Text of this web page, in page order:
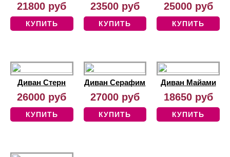
21800 руб
КУПИТЬ
23500 руб
КУПИТЬ
25000 руб
КУПИТЬ
Диван Стерн
26000 руб
КУПИТЬ
Диван Серафим
27000 руб
КУПИТЬ
Диван Майами
18650 руб
КУПИТЬ